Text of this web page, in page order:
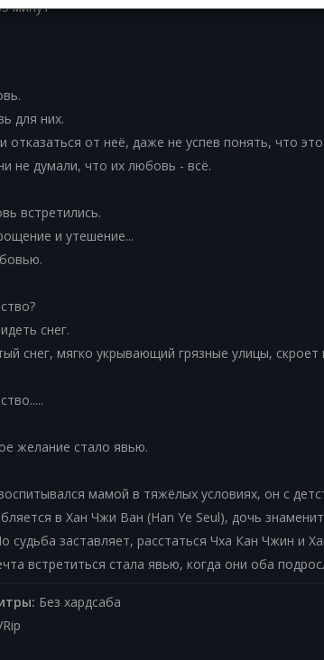
минут
для них.
от неё, даже не успев понять, что
не думали, что их любовь - всё.
встретились.
и утешение...
снег.
снег, мягко укрывающий грязные улицы, скроет
желание стало явью.
мамой в тяжёлых условиях, он с
в Хан Чжи Ван (Han Ye Seul), дочь
судьба заставляет, расстаться Чха Кан Чжин и
встретиться стала явью, когда они оба
Без хардсаба